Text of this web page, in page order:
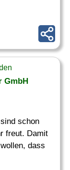
GmbH
schon
freut. Damit
dass